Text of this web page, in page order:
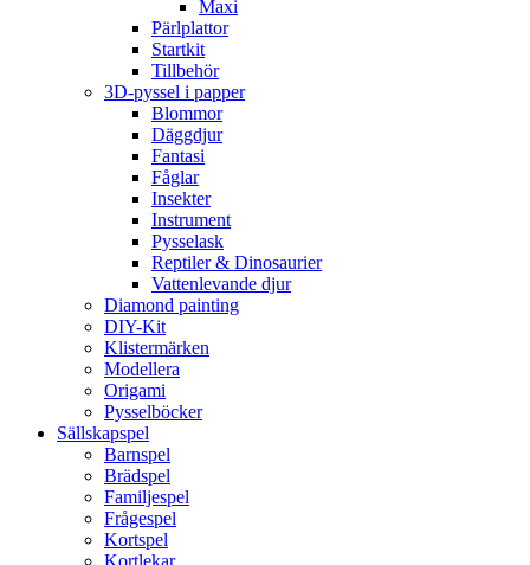
Maxi
Pärlplattor
Startkit
Tillbehör
3D-pyssel i papper
Blommor
Däggdjur
Fantasi
Fåglar
Insekter
Instrument
Pysselask
Reptiler & Dinosaurier
Vattenlevande djur
Diamond painting
DIY-Kit
Klistermärken
Modellera
Origami
Pysselböcker
Sällskapspel
Barnspel
Brädspel
Familjespel
Frågespel
Kortspel
Kortlekar